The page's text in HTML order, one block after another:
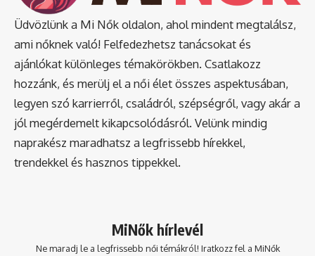
Üdvözlünk a Mi Nők oldalon, ahol mindent megtalálsz,
ami nőknek való! Felfedezhetsz tanácsokat és
ajánlókat különleges témakörökben. Csatlakozz
hozzánk, és merülj el a női élet összes aspektusában,
legyen szó karrierről, családról, szépségről, vagy akár a
jól megérdemelt kikapcsolódásról. Velünk mindig
naprakész maradhatsz a legfrissebb hírekkel,
trendekkel és hasznos tippekkel.
MiNők hírlevél
Ne maradj le a legfrissebb női témákról! Iratkozz fel a MiNők